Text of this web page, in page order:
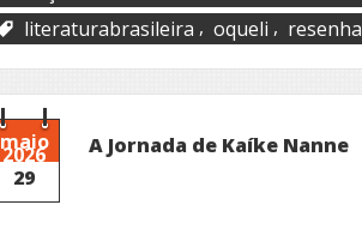
literaturabrasileira , oqueli , resenha
maio
2026
29
A Jornada de Kaíke Nanne